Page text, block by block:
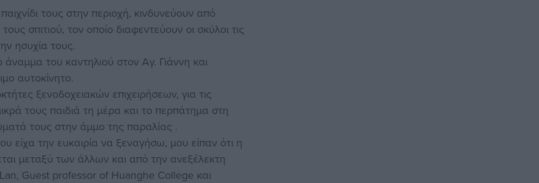
τους στην περιοχή, κινδυνεύουν από
σπιτιού, τον οποίο διαφεντεύουν οι σκύλοι τις
ησυχία τους.
του καντηλιού στον Αγ. Γιάννη και
αυτοκίνητο.
ξενοδοχειακών επιχειρήσεων, για τις
τους παιδιά τη μέρα και το περπάτημα στη
τους στην άμμο της παραλίας .
είχα την ευκαιρία να ξεναγήσω, μου είπαν ότι η
μεταξύ των άλλων και από την ανεξέλεκτη
Guest professor of Huanghe College και